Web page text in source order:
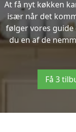
At få nyt køkken
især når det
følger vores
du en af de
Få 3